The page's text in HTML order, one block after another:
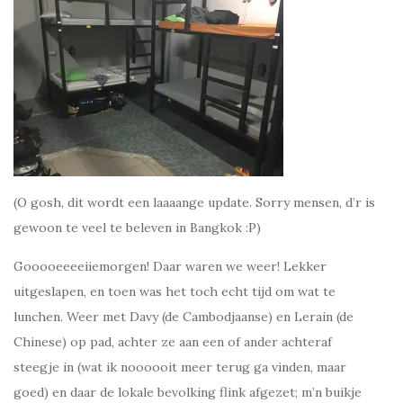
(O gosh, dit wordt een laaaange update. Sorry mensen, d’r is
gewoon te veel te beleven in Bangkok :P)
Gooooeeeeiiemorgen! Daar waren we weer! Lekker
uitgeslapen, en toen was het toch echt tijd om wat te
lunchen. Weer met Davy (de Cambodjaanse) en Lerain (de
Chinese) op pad, achter ze aan een of ander achteraf
steegje in (wat ik noooooit meer terug ga vinden, maar
goed) en daar de lokale bevolking flink afgezet; m’n buikje